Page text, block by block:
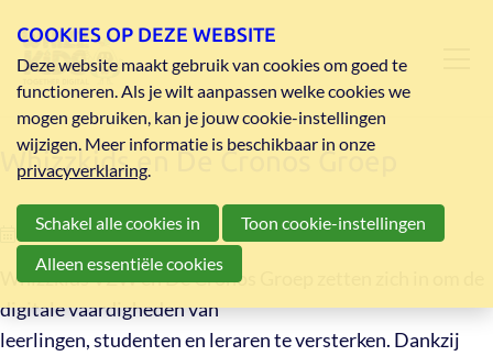
Whizzkids en De Cronos Groep
05-03-25
Whizzkids VZW en De Cronos Groep zetten zich in om de
digitale vaardigheden van
leerlingen, studenten en leraren te versterken. Dankzij
COOKIES OP DEZE WEBSITE
Deze website maakt gebruik van cookies om goed te
functioneren. Als je wilt aanpassen welke cookies we
mogen gebruiken, kan je jouw cookie-instellingen
wijzigen. Meer informatie is beschikbaar in onze
privacyverklaring.
Schakel alle cookies in
Toon cookie-instellingen
Alleen essentiële cookies